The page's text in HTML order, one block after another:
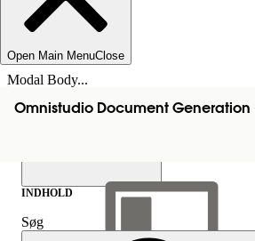
Open Main MenuClose
Modal Body...
Omnistudio Document Generation
INDHOLD
Søg